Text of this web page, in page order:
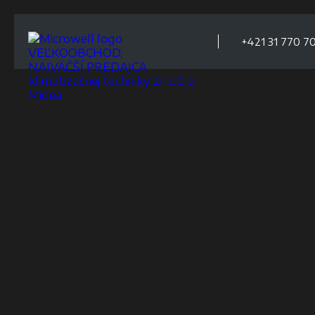
VEĽKOOBCHOD,
NAJVÄČŠÍ PREDAJCA
klimatizačnej techniky zn LG a
Midea
+421 31 770